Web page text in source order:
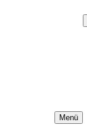
Menü